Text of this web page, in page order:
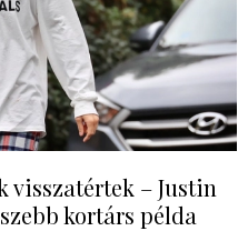
visszatértek – Justin
kortárs példa